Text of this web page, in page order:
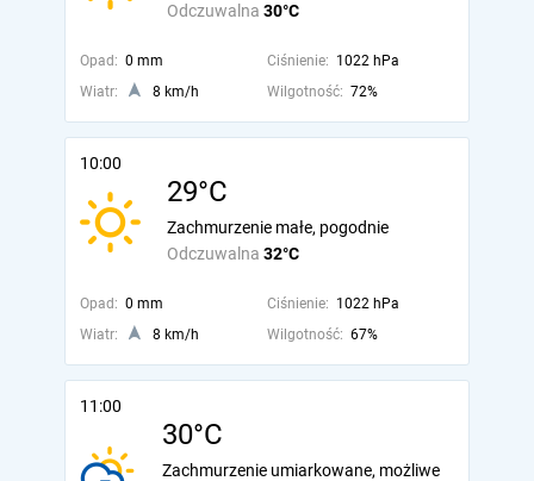
Odczuwalna 30°C
Opad: 0 mm Ciśnienie: 1022 hPa
Wiatr:
8 km/h Wilgotność: 72%
10:00
29°C
Odczuwalna 32°C
Zachmurzenie małe, pogodnie
Opad: 0 mm Ciśnienie: 1022 hPa
Wiatr:
8 km/h Wilgotność: 67%
11:00
30°C
Zachmurzenie umiarkowane, możliwe